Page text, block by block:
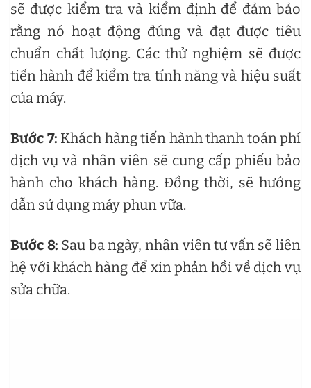
sẽ được kiểm tra và kiểm định để đảm bảo
rằng nó hoạt động đúng và đạt được tiêu
chuẩn chất lượng. Các thử nghiệm sẽ được
tiến hành để kiểm tra tính năng và hiệu suất
của máy.
Bước 7: Khách hàng tiến hành thanh toán phí
dịch vụ và nhân viên sẽ cung cấp phiếu bảo
hành cho khách hàng. Đồng thời, sẽ hướng
dẫn sử dụng máy phun vữa.
Bước 8: Sau ba ngày, nhân viên tư vấn sẽ liên
hệ với khách hàng để xin phản hồi về dịch vụ
sửa chữa.